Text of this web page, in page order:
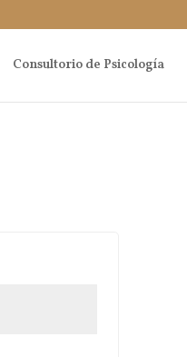
Consultorio de Psicología